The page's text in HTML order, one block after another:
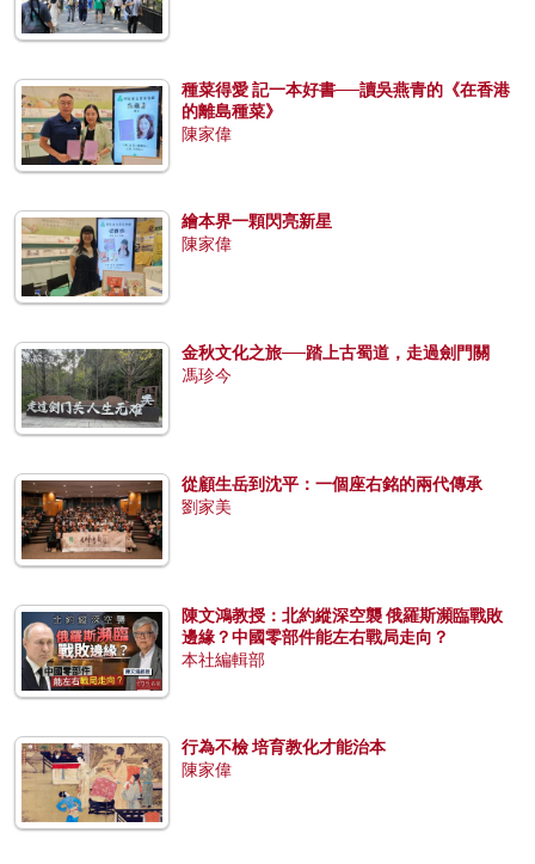
種菜得愛 記一本好書──讀吳燕青的《在香港
的離島種菜》
陳家偉
繪本界一顆閃亮新星
陳家偉
金秋文化之旅──踏上古蜀道，走過劍門關
馮珍今
從顧生岳到沈平：一個座右銘的兩代傳承
劉家美
陳文鴻教授：北約縱深空襲 俄羅斯瀕臨戰敗
邊緣？中國零部件能左右戰局走向？
本社編輯部
行為不檢 培育教化才能治本
陳家偉